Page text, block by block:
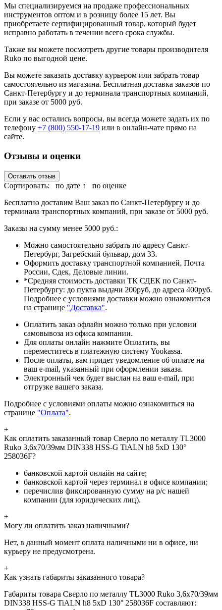
Мы специализируемся на продаже профессиональных
инструментов оптом и в розницу более 15 лет. Вы
приобретаете сертифицированный товар, который будет
исправно работать в течении всего срока службы.
Также вы можете посмотреть другие товары производителя
Ruko по выгодной цене.
Вы можете заказать доставку курьером или забрать товар
самостоятельно из магазина. Бесплатная доставка заказов по
Санкт-Петербургу и до терминала транспортных компаний,
при заказе от 5000 руб.
Если у вас остались вопросы, вы всегда можете задать их по
телефону +7 (800) 550-17-19 или в онлайн-чате прямо на
сайте.
Отзывы и оценки
Оставить отзыв
Сортировать: по дате ↑
по оценке
Бесплатно доставим Ваш заказ по Санкт-Петербургу и до
терминала транспортных компаний, при заказе от 5000 руб.
Заказы на сумму менее 5000 руб.:
Можно самостоятельно забрать по адресу Санкт-
Петербург, Загребский бульвар, дом 33.
Оформить доставку транспортной компанией, Почта
России, Сдек, Деловые линии.
*Средняя стоимость доставки ТК СДЕК по Санкт-
Петербургу: до пукта выдачи 200руб, до адреса 400руб.
Подробнее с условиями доставки можно ознакомиться
на странице "Доставка".
Оплатить заказ офлайн можно только при условии
самовывоза из офиса компании.
Для оплаты онлайн нажмите Оплатить, вы
переместитесь в платежную систему Yookassa.
После оплаты, вам придет уведомление об оплате на
ваш e-mail, указанный при оформлении заказа.
Электронный чек будет выслан на ваш e-mail, при
отгрузке вашего заказа.
Подробнее с условиями оплаты можно ознакомиться на
странице "Оплата".
+
Как оплатить заказанный товар Сверло по металлу TL3000
Ruko 3,6x70/39мм DIN338 HSS-G TiALN h8 5xD 130°
258036F?
банковской картой онлайн на сайте;
банковской картой через терминал в офисе компании;
перечислив фиксированную сумму на р/с нашей
компании (для юридических лиц).
+
Могу ли оплатить заказ наличными?
Нет, в данный момент оплата наличными ни в офисе, ни
курьеру не предусмотрена.
+
Как узнать габариты заказанного товара?
Габариты товара Сверло по металлу TL3000 Ruko 3,6x70/39мм
DIN338 HSS-G TiALN h8 5xD 130° 258036F составляют: